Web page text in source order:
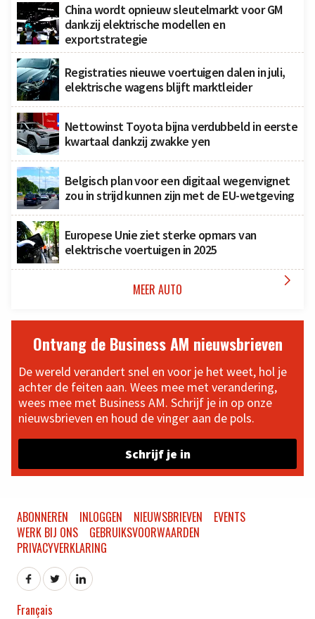
China wordt opnieuw sleutelmarkt voor GM
dankzij elektrische modellen en
exportstrategie
Registraties nieuwe voertuigen dalen in juli,
elektrische wagens blijft marktleider
Nettowinst Toyota bijna verdubbeld in eerste
kwartaal dankzij zwakke yen
Belgisch plan voor een digitaal wegenvignet
zou in strijd kunnen zijn met de EU-wetgeving
Europese Unie ziet sterke opmars van
elektrische voertuigen in 2025
MEER AUTO 
Ontvang de Business AM nieuwsbrieven
De wereld verandert snel en voor je het weet, hol je
achter de feiten aan. Wees mee met verandering,
wees mee met Business AM. Schrijf je in op onze
nieuwsbrieven en houd de vinger aan de pols.
Schrijf je in
ABONNEREN INLOGGEN NIEUWSBRIEVEN
EVENTS
WERK BIJ ONS
GEBRUIKSVOORWAARDEN
PRIVACYVERKLARING
Français